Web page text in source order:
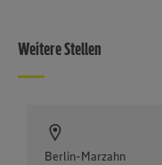
Weitere Stellen
Berlin-Marzahn